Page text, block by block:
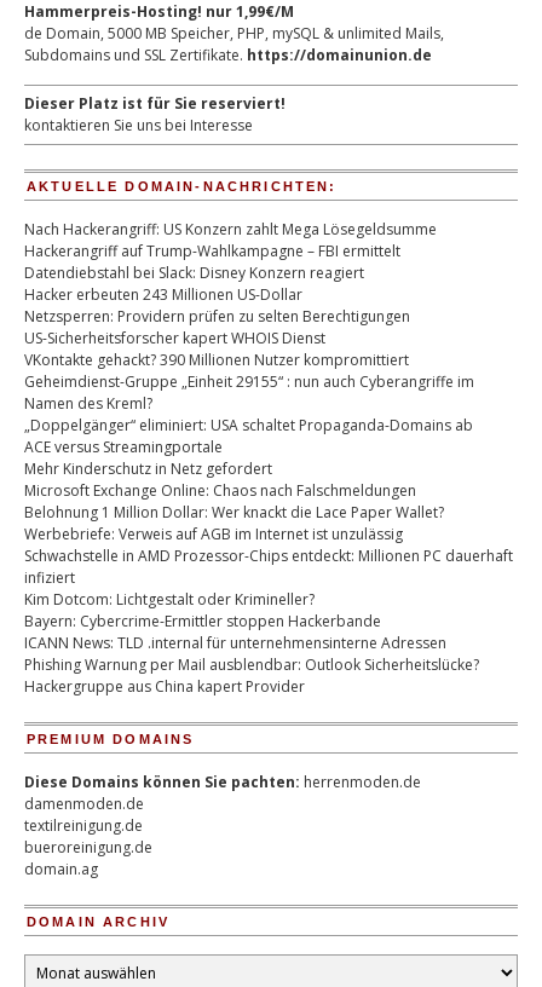
Hammerpreis-Hosting! nur 1,99€/M
de Domain, 5000 MB Speicher, PHP, mySQL & unlimited Mails,
Subdomains und SSL Zertifikate. https://domainunion.de
Dieser Platz ist für Sie reserviert!
kontaktieren Sie uns bei Interesse
AKTUELLE DOMAIN-NACHRICHTEN:
Nach Hackerangriff: US Konzern zahlt Mega Lösegeldsumme
Hackerangriff auf Trump-Wahlkampagne – FBI ermittelt
Datendiebstahl bei Slack: Disney Konzern reagiert
Hacker erbeuten 243 Millionen US-Dollar
Netzsperren: Providern prüfen zu selten Berechtigungen
US-Sicherheitsforscher kapert WHOIS Dienst
VKontakte gehackt? 390 Millionen Nutzer kompromittiert
Geheimdienst-Gruppe „Einheit 29155“ : nun auch Cyberangriffe im
Namen des Kreml?
„Doppelgänger“ eliminiert: USA schaltet Propaganda-Domains ab
ACE versus Streamingportale
Mehr Kinderschutz in Netz gefordert
Microsoft Exchange Online: Chaos nach Falschmeldungen
Belohnung 1 Million Dollar: Wer knackt die Lace Paper Wallet?
Werbebriefe: Verweis auf AGB im Internet ist unzulässig
Schwachstelle in AMD Prozessor-Chips entdeckt: Millionen PC dauerhaft
infiziert
Kim Dotcom: Lichtgestalt oder Krimineller?
Bayern: Cybercrime-Ermittler stoppen Hackerbande
ICANN News: TLD .internal für unternehmensinterne Adressen
Phishing Warnung per Mail ausblendbar: Outlook Sicherheitslücke?
Hackergruppe aus China kapert Provider
PREMIUM DOMAINS
Diese Domains können Sie pachten: herrenmoden.de
damenmoden.de
textilreinigung.de
bueroreinigung.de
domain.ag
DOMAIN ARCHIV
Domain